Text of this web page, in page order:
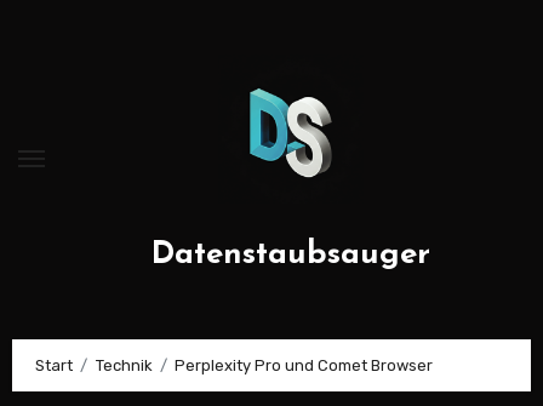
Datenstaubsauger
Start Technik Perplexity Pro und Comet Browser